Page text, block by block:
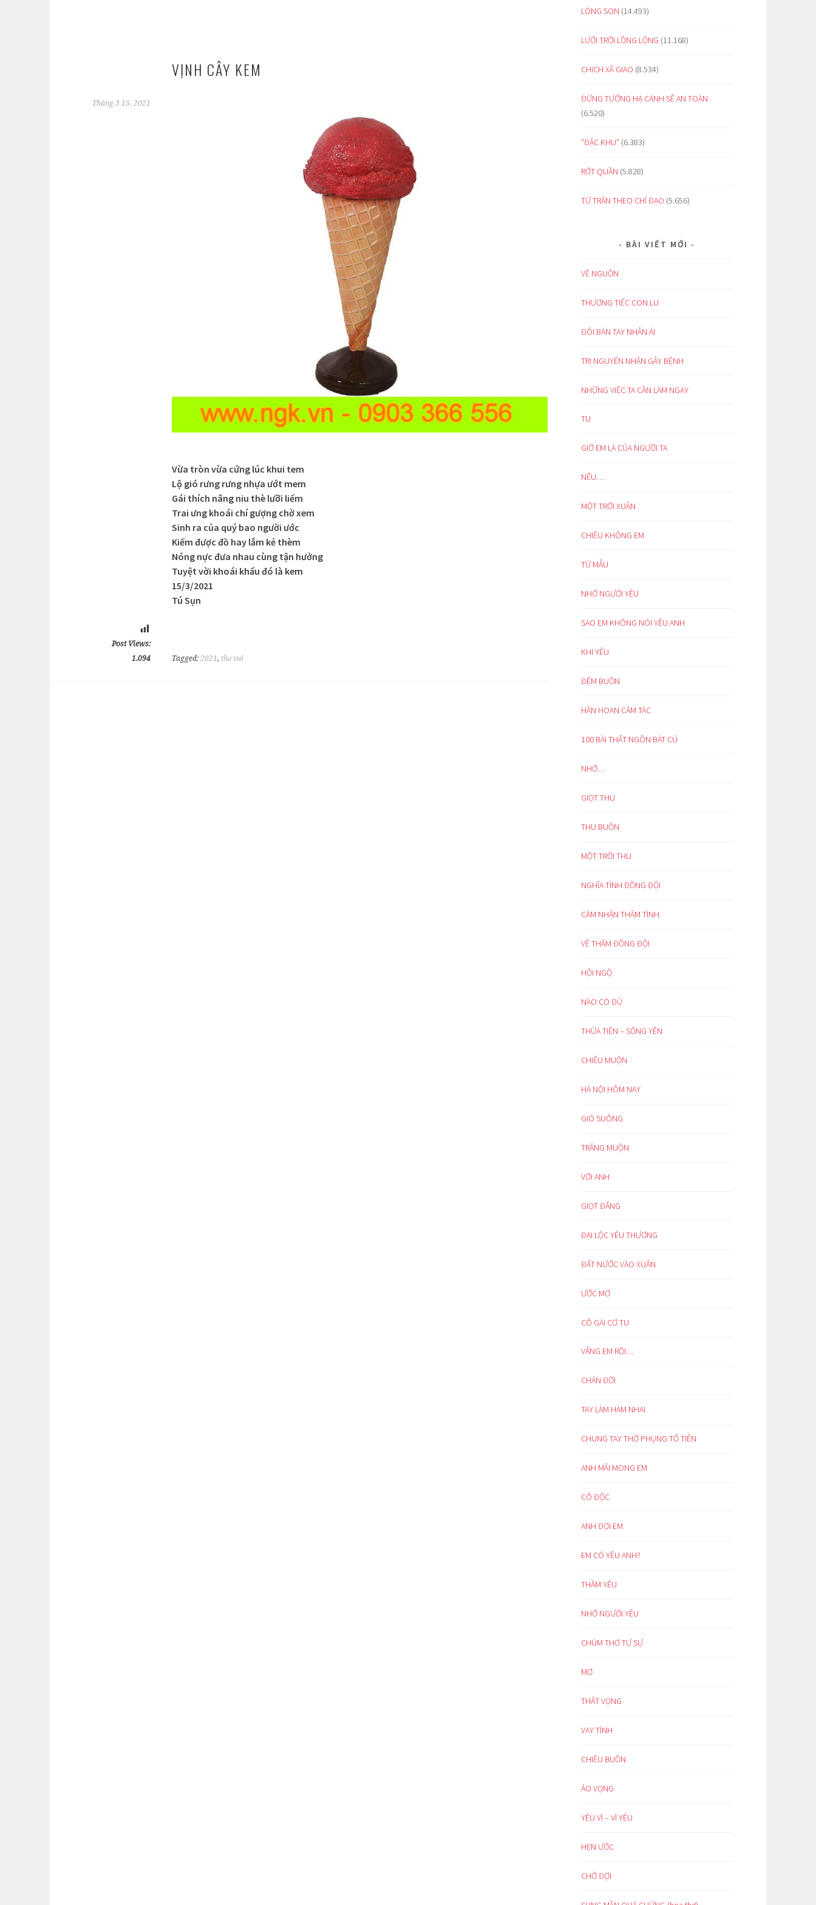
VỊNH CÂY KEM
Tháng 3 15, 2021
Vừa tròn vừa cứng lúc khui tem
Lộ gió rưng rưng nhựa ướt mem
Gái thích nâng niu thè lưỡi liếm
Trai ưng khoái chí gượng chờ xem
Sinh ra của quý bao người ước
Kiếm được đồ hay lắm kẻ thèm
Nóng nực đưa nhau cùng tận hưởng
Tuyệt vời khoái khẩu đó là kem
15/3/2021
Tú Sụn
Post Views:
1.094
Tagged: 2021, thơ vui
LÒNG SON (14.493)
LƯỚI TRỜI LỒNG LỘNG (11.168)
CHỊCH XÃ GIAO (8.534)
ĐỪNG TƯỞNG HẠ CÁNH SẼ AN TOÀN
(6.520)
“ĐẶC KHU” (6.383)
RỚT QUẦN (5.828)
TỪ TRẦN THEO CHỈ ĐẠO (5.656)
BÀI VIẾT MỚI
VỀ NGUỒN
THƯƠNG TIẾC CON LU
ĐÔI BÀN TAY NHÂN ÁI
TRỊ NGUYÊN NHÂN GÂY BỆNH
NHỮNG VIỆC TA CẦN LÀM NGAY
TU
GIỜ EM LÀ CỦA NGƯỜI TA
NẾU…
MỘT TRỜI XUÂN
CHIỀU KHÔNG EM
TỪ MẪU
NHỚ NGƯỜI YÊU
SAO EM KHÔNG NÓI YÊU ANH
KHI YÊU
ĐÊM BUỒN
HÂN HOAN CẢM TÁC
100 BÀI THẤT NGÔN BÁT CÚ
NHỚ…
GIỌT THU
THU BUỒN
MỘT TRỜI THU
NGHĨA TÌNH ĐỒNG ĐỘI
CẢM NHẬN THÂM TÌNH
VỀ THĂM ĐỒNG ĐỘI
HỘI NGỘ
NÀO CÓ ĐỦ
THỪA TIỀN – SỐNG YÊN
CHIỀU MUỘN
HÀ NỘI HÔM NAY
GIÓ SUÔNG
TRĂNG MUỘN
VỚI ANH
GIỌT ĐẮNG
ĐẠI LỘC YÊU THƯƠNG
ĐẤT NƯỚC VÀO XUÂN
ƯỚC MƠ
CÔ GÁI CƠ TU
VẮNG EM RỒI…
CHÁN ĐỜI
TAY LÀM HÀM NHAI
CHUNG TAY THỜ PHỤNG TỔ TIÊN
ANH MÃI MONG EM
CÔ ĐỘC
ANH ĐỢI EM
EM CÓ YÊU ANH?
THẦM YÊU
NHỚ NGƯỜI YÊU
CHÙM THƠ TỰ SỰ
MƠ
THẤT VỌNG
VAY TÌNH
CHIỀU BUỒN
ẢO VỌNG
YÊU VÌ – VÌ YÊU
HẸN ƯỚC
CHỜ ĐỢI